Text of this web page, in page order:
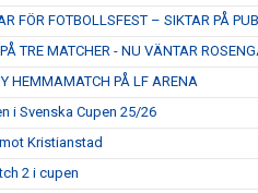
FÖR FOTBOLLSFEST – SIKTAR PÅ
TRE MATCHER - NU VÄNTAR
HEMMAMATCH PÅ LF ARENA
i Svenska Cupen 25/26
Kristianstad
2 i cupen